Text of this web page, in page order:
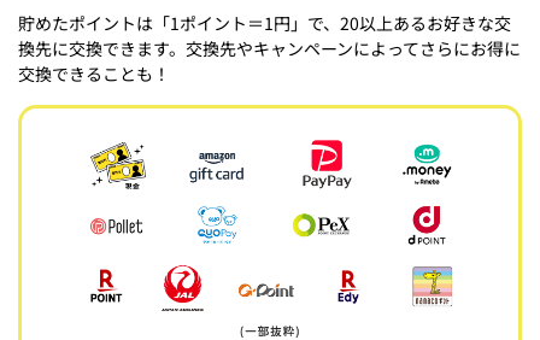
貯めたポイントは「1ポイント＝1円」で、20以上あるお好きな交
換先に交換できます。交換先やキャンペーンによってさらにお得に
交換できることも！